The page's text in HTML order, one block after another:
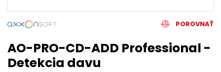
POROVNAŤ
AO-PRO-CD-ADD Professional -
Detekcia davu